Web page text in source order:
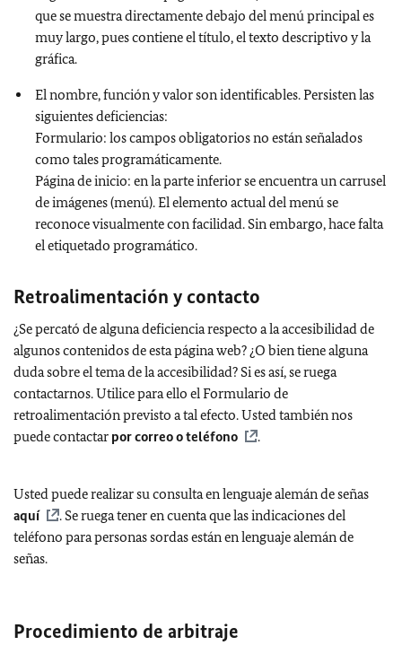
que se muestra directamente debajo del menú principal es
muy largo, pues contiene el título, el texto descriptivo y la
gráfica.
El nombre, función y valor son identificables. Persisten las
siguientes deficiencias:
Formulario: los campos obligatorios no están señalados
como tales programáticamente.
Página de inicio: en la parte inferior se encuentra un carrusel
de imágenes (menú). El elemento actual del menú se
reconoce visualmente con facilidad. Sin embargo, hace falta
el etiquetado programático.
Retroalimentación y contacto
¿Se percató de alguna deficiencia respecto a la accesibilidad de
algunos contenidos de esta página web? ¿O bien tiene alguna
duda sobre el tema de la accesibilidad? Si es así, se ruega
contactarnos.Utilice para ello el Formulario de
retroalimentación previsto a tal efecto. Usted también nos
puede contactar por correo o teléfono .
Usted puede realizar su consulta en lenguaje alemán de señas
aquí
. Se ruega tener en cuenta que las indicaciones del
teléfono para personas sordas están en lenguaje alemán de
señas.
Procedimiento de arbitraje